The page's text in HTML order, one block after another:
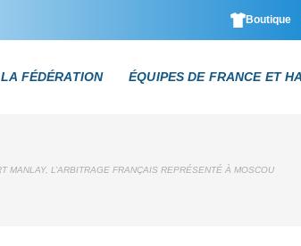
Boutique
LA FÉDÉRATION ÉQUIPES DE FRANCE ET
MANLAY, L’ARBITRAGE FRANÇAIS REPRÉSENTÉ À MOSCOU